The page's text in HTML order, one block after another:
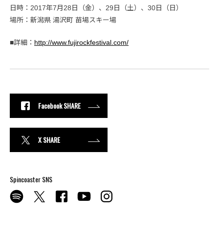
日時：2017年7月28日（金）、29日（土）、30日（日）
場所：新潟県 湯沢町 苗場スキー場
■詳細： http://www.fujirockfestival.com/
Facebook SHARE
X SHARE
Spincoaster SNS